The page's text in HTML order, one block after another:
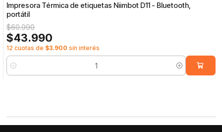
Impresora Térmica de etiquetas Niimbot D11 - Bluetooth,
portátil
$60.990
$43.990
12 cuotas de $3.900 sin interés
Cantidad